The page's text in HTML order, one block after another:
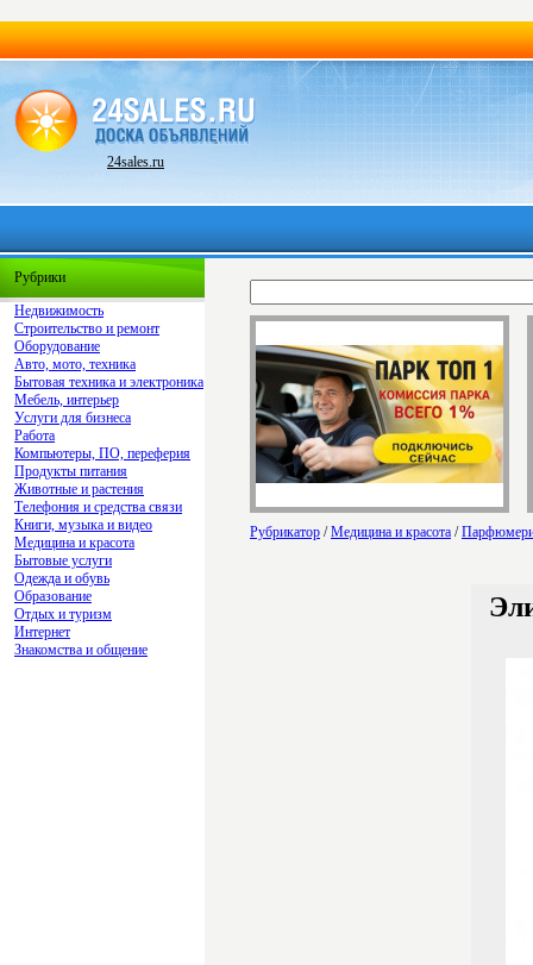
24sales.ru
Рубрики
Недвижимость
Строительство и ремонт
Оборудование
Авто, мото, техника
Бытовая техника и электроника
Мебель, интерьер
Услуги для бизнеса
Работа
Компьютеры, ПО, переферия
Продукты питания
Животные и растения
Телефония и средства связи
Книги, музыка и видео
Медицина и красота
Бытовые услуги
Одежда и обувь
Образование
Отдых и туризм
Интернет
Знакомства и общение
Рубрикатор /Медицина и красота /